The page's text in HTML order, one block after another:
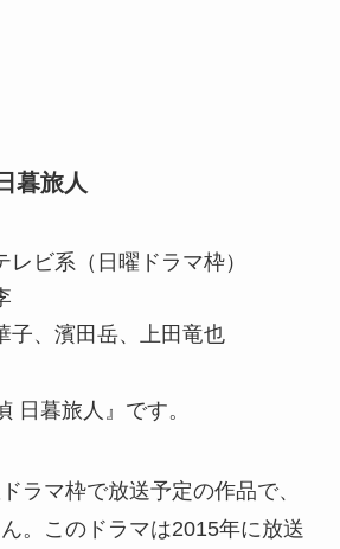
暮旅人
レビ系（日曜ドラマ枠）
子、濱田岳、上田竜也
日暮旅人』です。
ラマ枠で放送予定の作品で、
。このドラマは2015年に放送